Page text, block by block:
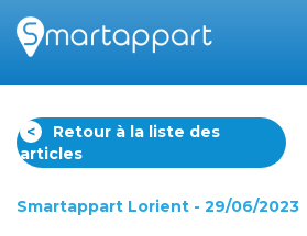
<
Retour à la liste des
articles
Smartappart Lorient - 29/06/2023